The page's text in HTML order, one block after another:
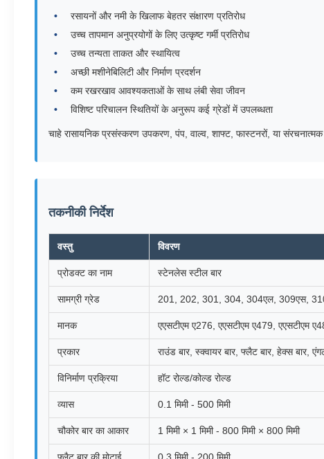
रसायनों और नमी के खिलाफ बेहतर संक्षारण प्रतिरोध
उच्च तापमान अनुप्रयोगों के लिए उत्कृष्ट गर्मी प्रतिरोध
उच्च तन्यता ताकत और स्थायित्व
अच्छी मशीनेबिलिटी और निर्माण प्रदर्शन
कम रखरखाव आवश्यकताओं के साथ लंबी सेवा जीवन
विशिष्ट परिचालन स्थितियों के अनुरूप कई ग्रेडों में उपलब्धता
चाहे रासायनिक प्रसंस्करण उपकरण, पंप, वाल्व, शाफ्ट, फास्टनरों, या
तकनीकी निर्देश
वस्तु विवरण
प्रोडक्ट का नाम स्टेनलेस स्टील बार
सामग्री ग्रेड 201, 202, 301, 304, 304एल, 309एस,
मानक एएसटीएम ए276, एएसटीएम ए479, एएसटीएम
प्रकार राउंड बार, स्क्वायर बार, फ्लैट बार, हेक्स बार,
विनिर्माण प्रक्रिया हॉट रोल्ड/कोल्ड रोल्ड
व्यास 0.1 मिमी - 500 मिमी
चौकोर बार का आकार 1 मिमी × 1 मिमी - 800 मिमी × 800 मिमी